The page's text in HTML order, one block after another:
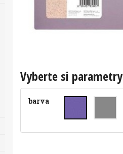
Vyberte si parametry
barva